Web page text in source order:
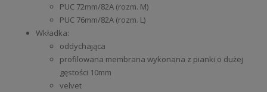
PUC 72mm/82A (rozm. M)
PUC 76mm/82A (rozm. L)
Wkładka:
oddychająca
profilowana membrana wykonana z pianki o dużej
gęstości 10mm
velvet